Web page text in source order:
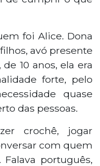
foi Alice. Dona
avó presente
10 anos, ela era
forte, pelo
quase
das pessoas.
crochê, jogar
com quem
português,